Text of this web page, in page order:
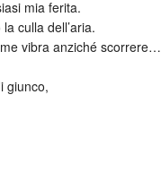
mia ferita.
culla dell’aria.
vibra anziché scorrere…
giunco,